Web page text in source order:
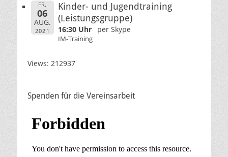
FR.
06
AUG.
2021
Kinder- und Jugendtraining
(Leistungsgruppe)
16:30 Uhr per Skype
IM-Training
Views: 212937
Spenden für die Vereinsarbeit